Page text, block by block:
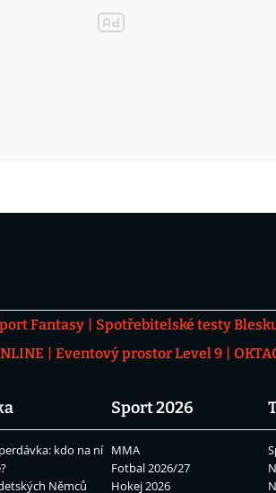
Fantasy Spotřebitelské testy
Eventový prostor Level 9
kdo na ní
Němců
Sport 2026
MMA
Fotbal 2026/27
Hokej 2026